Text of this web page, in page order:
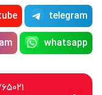
telegram
whatsapp